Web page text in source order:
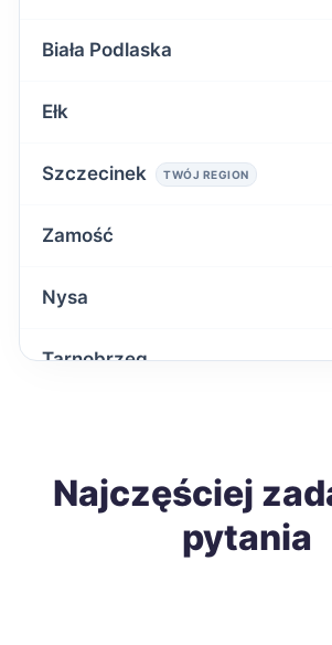
Biała Podlaska
Ełk
Szczecinek TWÓJ REGION
Zamość
Nysa
Tarnobrzeg
Inowrocław
Najczęściej
pytania